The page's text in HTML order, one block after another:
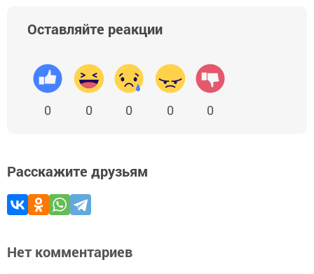
Оставляйте реакции
0 0 0 0 0
Расскажите друзьям
Нет комментариев